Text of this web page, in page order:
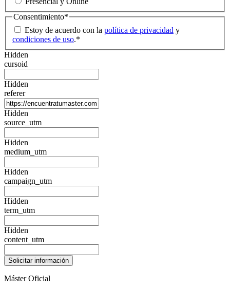
Consentimiento*
Estoy de acuerdo con la política de privacidad y
condiciones de uso.*
Hidden
cursoid
Hidden
referer
Hidden
source_utm
Hidden
medium_utm
Hidden
campaign_utm
Hidden
term_utm
Hidden
content_utm
Máster Oficial